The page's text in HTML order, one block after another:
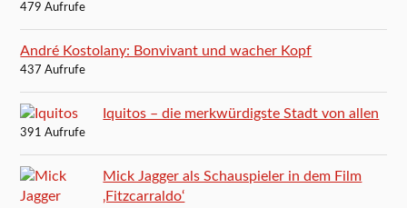
479 Aufrufe
André Kostolany: Bonvivant und wacher Kopf
437 Aufrufe
Iquitos – die merkwürdigste Stadt von allen
391 Aufrufe
Mick Jagger als Schauspieler in dem Film
‚Fitzcarraldo‘